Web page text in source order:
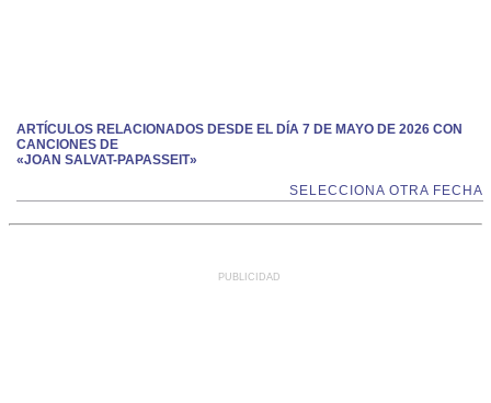
ARTÍCULOS RELACIONADOS DESDE EL DÍA 7 DE MAYO DE 2026 CON
CANCIONES DE
«JOAN SALVAT-PAPASSEIT»
SELECCIONA OTRA FECHA
PUBLICIDAD